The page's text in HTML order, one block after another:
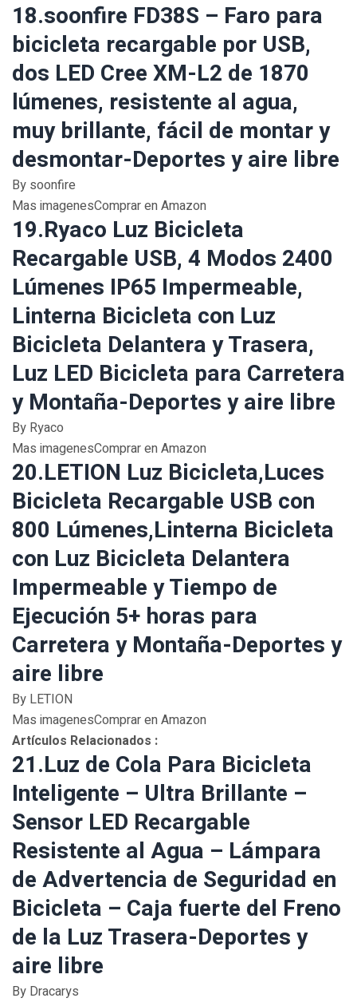
18.soonfire FD38S – Faro para
bicicleta recargable por USB,
dos LED Cree XM-L2 de 1870
lúmenes, resistente al agua,
muy brillante, fácil de montar y
desmontar-Deportes y aire libre
By soonfire
Mas imagenesComprar en Amazon
19.Ryaco Luz Bicicleta
Recargable USB, 4 Modos 2400
Lúmenes IP65 Impermeable,
Linterna Bicicleta con Luz
Bicicleta Delantera y Trasera,
Luz LED Bicicleta para Carretera
y Montaña-Deportes y aire libre
By Ryaco
Mas imagenesComprar en Amazon
20.LETION Luz Bicicleta,Luces
Bicicleta Recargable USB con
800 Lúmenes,Linterna Bicicleta
con Luz Bicicleta Delantera
Impermeable y Tiempo de
Ejecución 5+ horas para
Carretera y Montaña-Deportes y
aire libre
By LETION
Mas imagenesComprar en Amazon
Artículos Relacionados :
21.Luz de Cola Para Bicicleta
Inteligente – Ultra Brillante –
Sensor LED Recargable
Resistente al Agua – Lámpara
de Advertencia de Seguridad en
Bicicleta – Caja fuerte del Freno
de la Luz Trasera-Deportes y
aire libre
By Dracarys